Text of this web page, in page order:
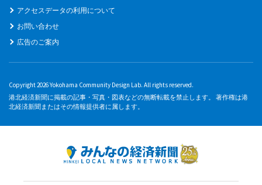
アクセスデータの利用について
お問い合わせ
広告のご案内
Copyright 2026 Yokohama Community Design Lab. All rights reserved.
港北経済新聞に掲載の記事・写真・図表などの無断転載を禁止します。 著作権は港
北経済新聞またはその情報提供者に属します。